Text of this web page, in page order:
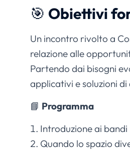
🎯 Obiettivi
Un incontro rivolto a
relazione alle
Partendo dai bisogni
applicativi e soluzioni
📘 Programma
Introduzione ai bandi
Quando lo spazio